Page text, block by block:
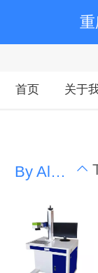
首页 关于
By Alphabet